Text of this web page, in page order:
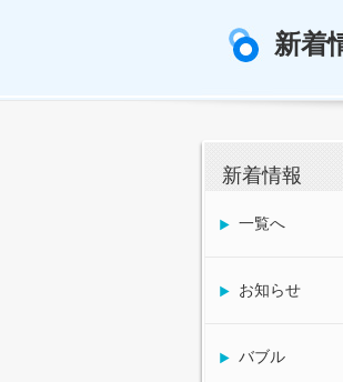
新着
新着情報
一覧へ
お知らせ
バブル